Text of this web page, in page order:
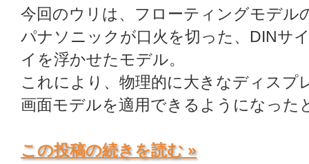
今回のウリは、フローティングモデル
パナソニックが口火を切った、DINサ
イを浮かせたモデル。
これにより、物理的に大きなディスプ
画面モデルを適用できるようになった
この投稿の続きを読む »